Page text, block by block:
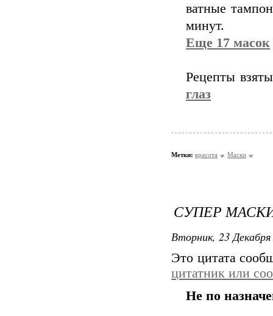
ватные
минут.
Еще 17 масок
Рецепты
глаз
Метки: красота Маски
СУПЕР
Вторник, 23
Это цитата
цитатник или
Не по